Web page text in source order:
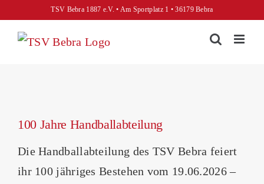
content
TSV Bebra 1887 e.V. • Am Sportplatz 1 • 36179 Bebra
Larger
Image
100 Jahre Handballabteilung
Die Handballabteilung des TSV Bebra feiert
ihr 100 jähriges Bestehen vom 19.06.2026 –